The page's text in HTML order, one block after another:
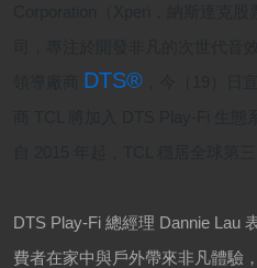
DTS®，今（
DTS Play-Fi 總經理 Dannie Lau
費者在家中與戶外帶來非凡體驗